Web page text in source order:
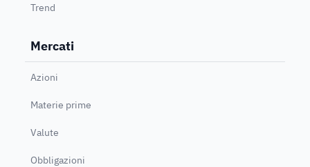
Trend
Mercati
Azioni
Materie prime
Valute
Obbligazioni